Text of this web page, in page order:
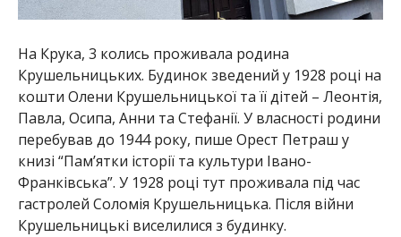
На Крука, 3 колись проживала родина
Крушельницьких. Будинок зведений у 1928 році на
кошти Олени Крушельницької та її дітей – Леонтія,
Павла, Осипа, Анни та Стефанії. У власності родини
перебував до 1944 року, пише Орест Петраш у
книзі “Пам’ятки історії та культури Івано-
Франківська”. У 1928 році тут проживала під час
гастролей Соломія Крушельницька. Після війни
Крушельницькі виселилися з будинку.